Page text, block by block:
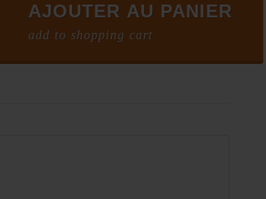
AJOUTER AU PANIER
add to shopping cart